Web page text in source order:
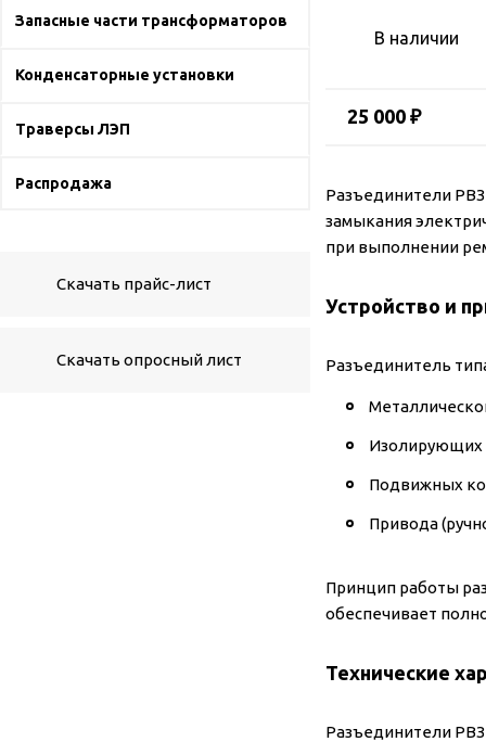
Запасные части трансформаторов
Конденсаторные установки
Траверсы ЛЭП
Распродажа
Скачать прайс-лист
Скачать опросный лист
В наличии
25 000 ₽
Разъединители
замыкания
при выполнении
Устройство и
Разъединитель
Изолирующих
Подвижных
Привода
Принцип работы
обеспечивает
Технические
Разъединители